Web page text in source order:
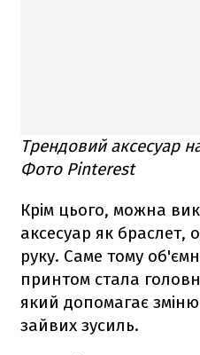
Трендовий аксесуар
Фото Pinterest
Крім цього, можна
аксесуар як браслет,
руку. Саме тому
принтом стала
який допомагає
зайвих зусиль.